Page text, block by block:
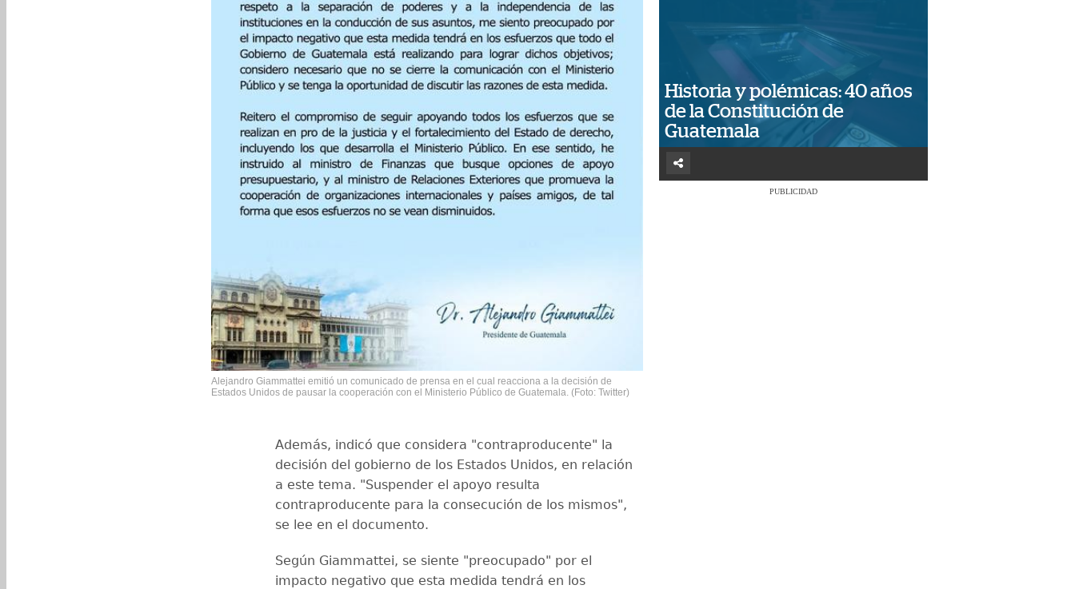
Alejandro Giammattei emitió un comunicado de prensa en el cual reacciona a la decisión de
Estados Unidos de pausar la cooperación con el Ministerio Público de Guatemala. (Foto: Twitter)
Además, indicó que considera "contraproducente" la
decisión del gobierno de los Estados Unidos, en relación
a este tema. "Suspender el apoyo resulta
contraproducente para la consecución de los mismos",
se lee en el documento.
Según Giammattei, se siente "preocupado" por el
impacto negativo que esta medida tendrá en los
Historia y polémicas: 40 años
de la Constitución de
Guatemala
PUBLICIDAD